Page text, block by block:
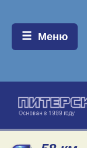
Меню:
Меню